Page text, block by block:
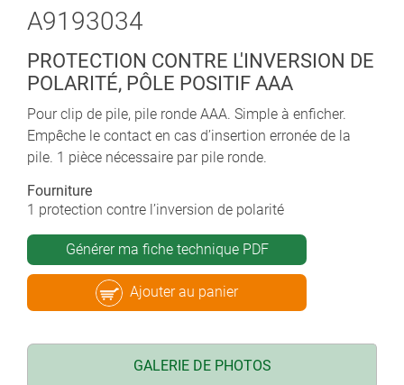
A9193034
PROTECTION CONTRE L'INVERSION DE
POLARITÉ, PÔLE POSITIF AAA
Pour clip de pile, pile ronde AAA. Simple à enficher.
Empêche le contact en cas d’insertion erronée de la
pile. 1 pièce nécessaire par pile ronde.
Fourniture
1 protection contre l’inversion de polarité
Générer ma fiche technique PDF
Ajouter au panier
GALERIE DE PHOTOS